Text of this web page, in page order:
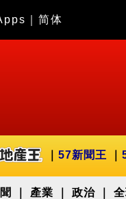
简体
57新聞王
產業 政治